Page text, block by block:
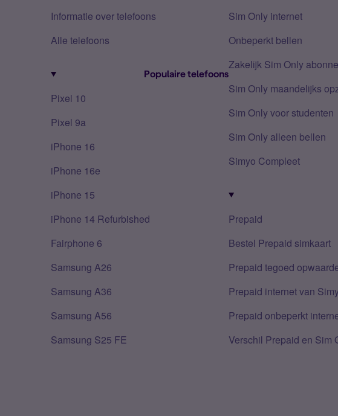
Informatie over telefoons
Alle telefoons
Populaire telefoons
Pixel 10
Pixel 9a
iPhone 16
iPhone 16e
iPhone 15
iPhone 14 Refurbished
Fairphone 6
Samsung A26
Samsung A36
Samsung A56
Samsung S25 FE
Sim Only internet
Onbeperkt bellen
Zakelijk Sim Only
Sim Only maandelijks
Sim Only voor studenten
Sim Only alleen bellen
Simyo Compleet
Prepaid
Bestel Prepaid simkaart
Prepaid tegoed
Prepaid internet van
Prepaid onbeperkt
Verschil Prepaid en Sim